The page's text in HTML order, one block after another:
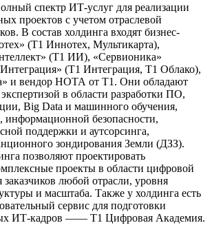
спектр ИТ-услуг для реализации
проектов с учетом отраслевой
В состав холдинга входят бизнес-
(Т1 Иннотех, Мультикарта),
(Т1 ИИ), «Сервионика»
(Т1 Интеграция, Т1 Облако),
и вендор НОТА от Т1. Они обладают
в области разработки ПО,
Big Data и машинного обучения,
информационной безопасности,
поддержки и аутсорсинга,
зондирования Земли (ДЗЗ).
позволяют проектировать
проекты в области цифровой
любой отрасли, уровня
и масштаба. Также у холдинга есть
сервис для подготовки
ИТ-кадров —— Т1 Цифровая Академия.